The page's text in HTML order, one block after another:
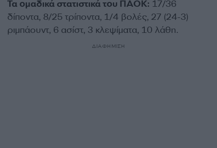
Τα ομαδικά στατιστικά του ΠΑΟΚ: 17/36
δίποντα, 8/25 τρίποντα, 1/4 βολές, 27 (24-3)
ριμπάουντ, 6 ασίστ, 3 κλεψίματα, 10 λάθη.
ΔΙΑΦΗΜΙΣΗ